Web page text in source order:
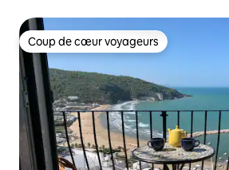
Coup de cœur voyageurs
Coup de cœur voyageurs